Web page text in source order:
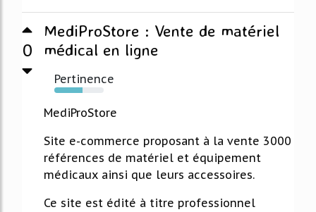
0
MediProStore : Vente de matériel
médical en ligne
Pertinence
57%
MediProStore
Site e-commerce proposant à la vente 3000
références de matériel et équipement
médicaux ainsi que leurs accessoires.
Ce site est édité à titre professionnel